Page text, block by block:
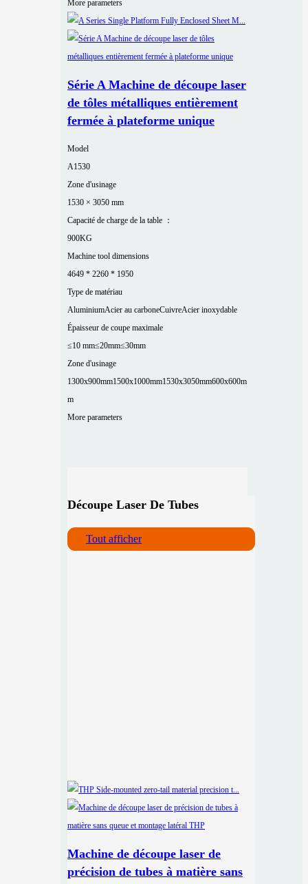
More parameters
Série A Machine de découpe laser
de tôles métalliques entièrement
fermée à plateforme unique
Model
A1530
Zone d'usinage
1530 × 3050 mm
Capacité de charge de la table ：
900KG
Machine tool dimensions
4649 * 2260 * 1950
Type de matériau
AluminiumAcier au carboneCuivreAcier inoxydable
Épaisseur de coupe maximale
≤10 mm≤20mm≤30mm
Zone d'usinage
1300x900mm1500x1000mm1530x3050mm600x600m
m
More parameters
Découpe Laser De Tubes
Tout afficher
Machine de découpe laser de
précision de tubes à matière sans